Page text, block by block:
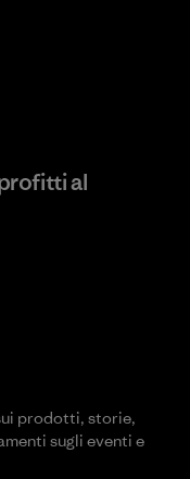
al
prodotti, storie,
sugli eventi e